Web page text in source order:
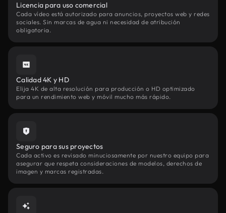
Licencia para uso comercial
Cada vídeo está autorizado para anuncios, proyectos web y redes
sociales. Sin marcas de agua ni necesidad de atribución
obligatoria.
Calidad 4K y HD
Elija 4K de alta resolución para producción o HD optimizado
para un rendimiento web y móvil mucho más rápido.
Seguro para sus proyectos
Cada activo es revisado minuciosamente por nuestro equipo para
asegurar que respeta consideraciones de modelos, derechos de
imagen y marcas registradas.